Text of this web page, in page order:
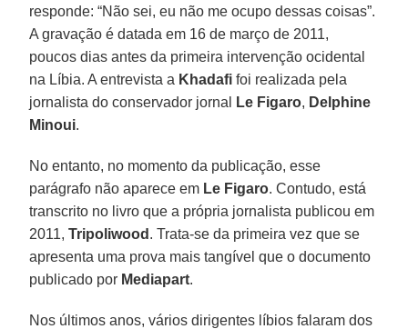
responde: “Não sei, eu não me ocupo dessas coisas”.
A gravação é datada em 16 de março de 2011,
poucos dias antes da primeira intervenção ocidental
na Líbia. A entrevista a Khadafi foi realizada pela
jornalista do conservador jornal
Le Figaro, Delphine
Minoui.
No entanto, no momento da publicação, esse
parágrafo não aparece em Le Figaro. Contudo, está
transcrito no livro que a própria jornalista publicou em
2011,Tripoliwood . Trata-se da primeira vez que se
apresenta uma prova mais tangível que o documento
publicado por Mediapart.
Nos últimos anos, vários dirigentes líbios falaram dos